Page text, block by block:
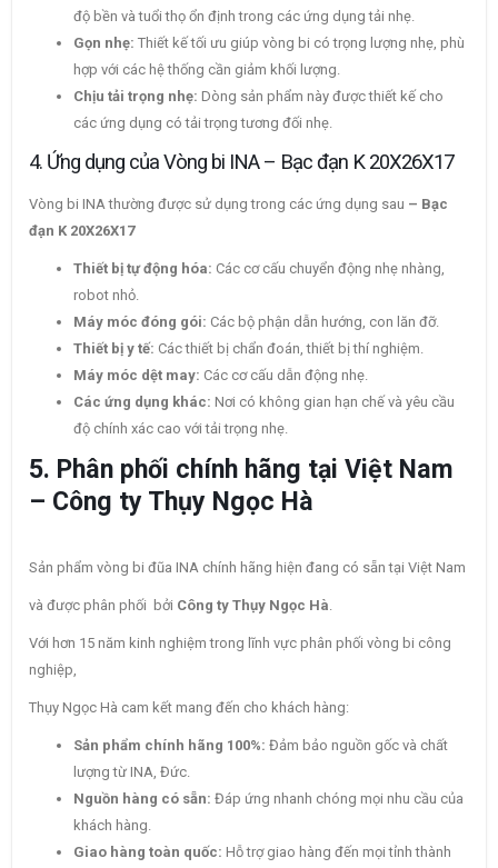
độ bền và tuổi thọ ổn định trong các ứng dụng tải nhẹ.
Gọn nhẹ: Thiết kế tối ưu giúp vòng bi có trọng lượng nhẹ, phù
hợp với các hệ thống cần giảm khối lượng.
Chịu tải trọng nhẹ: Dòng sản phẩm này được thiết kế cho
các ứng dụng có tải trọng tương đối nhẹ.
4. Ứng dụng của Vòng bi INA – Bạc đạn K 20X26X17
Vòng bi INA thường được sử dụng trong các ứng dụng sau – Bạc
đạn K 20X26X17
Thiết bị tự động hóa: Các cơ cấu chuyển động nhẹ nhàng,
robot nhỏ.
Máy móc đóng gói: Các bộ phận dẫn hướng, con lăn đỡ.
Thiết bị y tế: Các thiết bị chẩn đoán, thiết bị thí nghiệm.
Máy móc dệt may: Các cơ cấu dẫn động nhẹ.
Các ứng dụng khác: Nơi có không gian hạn chế và yêu cầu
độ chính xác cao với tải trọng nhẹ.
5. Phân phối chính hãng tại Việt Nam
– Công ty Thụy Ngọc Hà
Sản phẩm vòng bi đũa INA chính hãng hiện đang có sẵn tại Việt Nam
và được phân phối bởi Công ty Thụy Ngọc Hà.
Với hơn 15 năm kinh nghiệm trong lĩnh vực phân phối vòng bi công
nghiệp,
Thụy Ngọc Hà cam kết mang đến cho khách hàng:
Sản phẩm chính hãng 100%: Đảm bảo nguồn gốc và chất
lượng từ INA, Đức.
Nguồn hàng có sẵn: Đáp ứng nhanh chóng mọi nhu cầu của
khách hàng.
Giao hàng toàn quốc: Hỗ trợ giao hàng đến mọi tỉnh thành